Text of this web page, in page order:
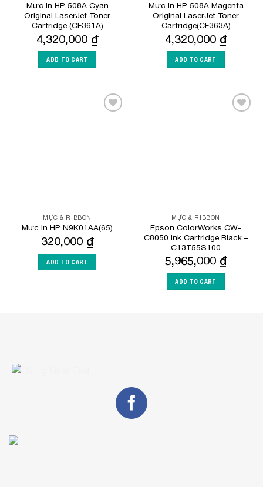
Mực in HP 508A Cyan
Original LaserJet Toner
Cartridge (CF361A)
4,320,000 ₫
ADD TO CART
Mực in HP 508A Magenta
Original LaserJet Toner
Cartridge(CF363A)
4,320,000 ₫
ADD TO CART
MỰC & RIBBON
Mực in HP N9K01AA(65)
320,000 ₫
ADD TO CART
MỰC & RIBBON
Epson ColorWorks CW-
C8050 Ink Cartridge Black –
C13T55S100
5,965,000 ₫
ADD TO CART